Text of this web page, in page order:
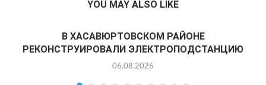
YOU MAY ALSO LIKE
В ХАСАВЮРТОВСКОМ РАЙОНЕ
РЕКОНСТРУИРОВАЛИ ЭЛЕКТРОПОДСТАНЦИЮ
06.08.2026